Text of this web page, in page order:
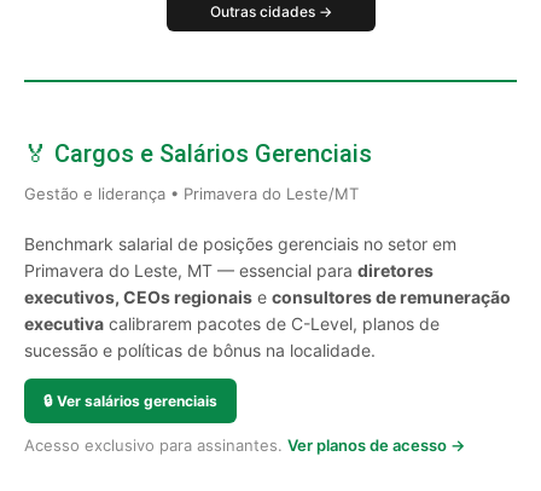
Outras cidades →
🏅 Cargos e Salários Gerenciais
Gestão e liderança • Primavera do Leste/MT
Benchmark salarial de posições gerenciais no setor em
Primavera do Leste, MT — essencial para diretores
executivos, CEOs regionais e consultores de remuneração
executiva calibrarem pacotes de C-Level, planos de
sucessão e políticas de bônus na localidade.
🔒 Ver salários gerenciais
Acesso exclusivo para assinantes. Ver planos de acesso →